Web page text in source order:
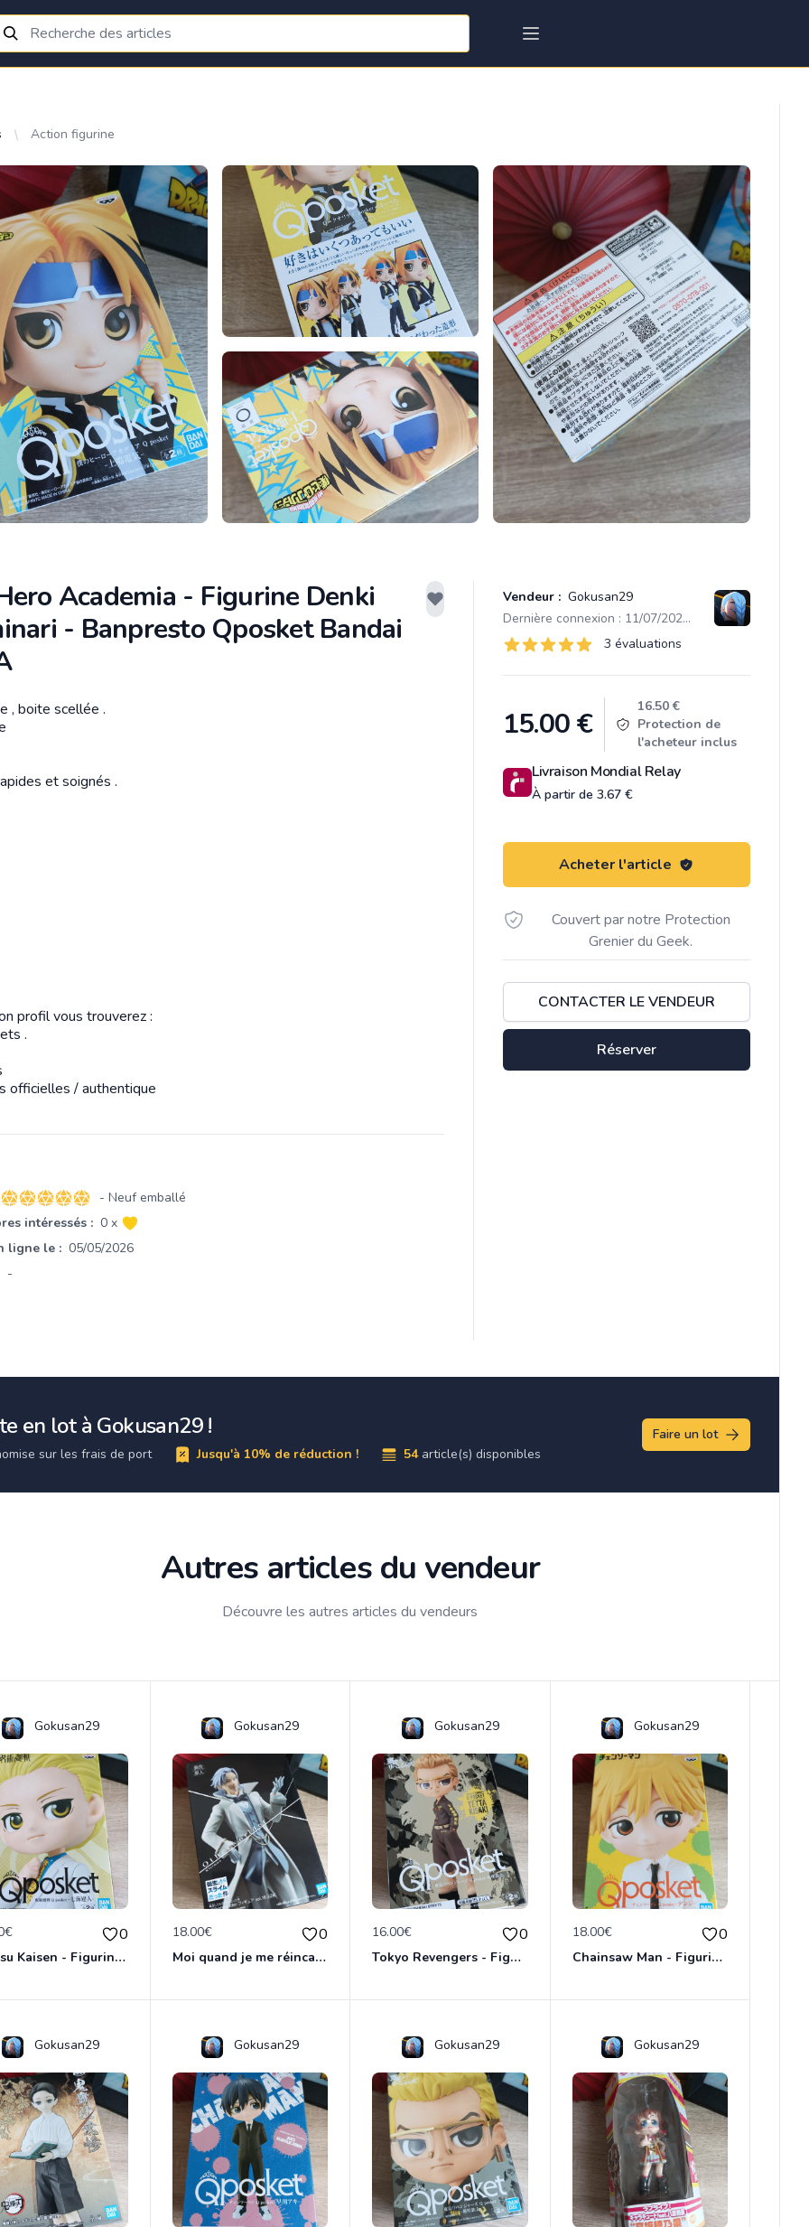
Action figurine
Academia - Figurine Denki
- Banpresto Qposket Bandai
Vendeur : Gokusan29
Dernière connexion : 11/07/2026 19:20
Évaluations
3 sur 5 étoiles 3 évaluations
15.00€
16.50 €
Protection de
l'acheteur inclus
Livraison Mondial Relay
À partir de 3.67 €
Acheter l'article
Couvert par notre Protection
Grenier du Geek.
CONTACTER LE VENDEUR
Réserver
, boite scellée .
et soignés .
profil vous trouverez :
.
officielles / authentique
5 sur 5 étoiles
- Neuf emballé
intéressés : 0 x
ligne le : 05/05/2026
-
en lot à Gokusan29 !
sur les frais de port Jusqu'à 10% de réduction ! 54 article(s) disponibles
Faire un lot
Autres articles du vendeur
Découvre les autres articles du vendeurs
Gokusan29
0
Jujutsu Kaisen - Figurine Kento Nanami - Banpresto Qposket - Bandai
Gokusan29
18.00€ 0
Moi quand je me réincarne en Slime - Figurine Clayman - Banpresto Otherworlder - Bandai
Gokusan29
16.00€ 0
Tokyo Revengers - Figurine Tetta Kisaki - Banpresto Qposket Bandai Namco
Gokusan29
18.00€ 0
Chainsaw Man - Figurine Denji - Banpresto Qposket Bandai
Gokusan29 Gokusan29 Gokusan29 Gokusan29